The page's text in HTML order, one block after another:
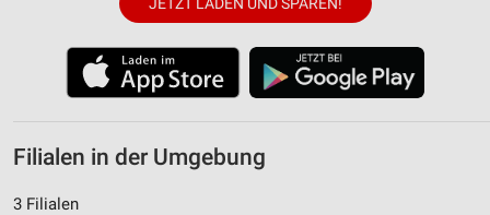
JETZT LADEN UND SPAREN!
Filialen in der Umgebung
3 Filialen